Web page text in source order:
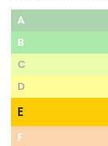
A
B
C
D
E
F